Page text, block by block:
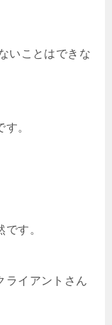
いことはできな
。
す。
ライアントさん